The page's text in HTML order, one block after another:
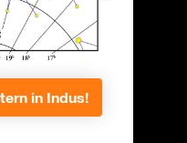
in Indus!